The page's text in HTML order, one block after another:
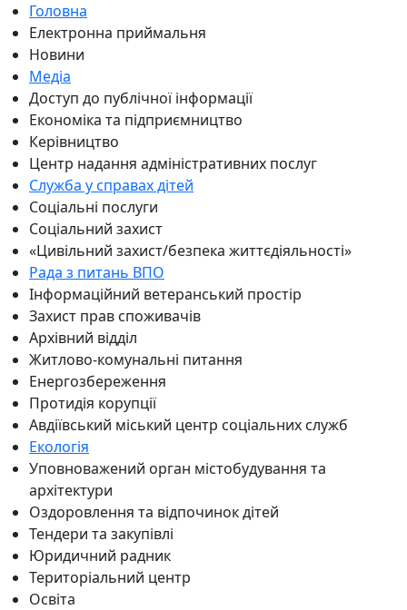
Головна
Електронна приймальня
Новини
Медіа
Доступ до публічної інформації
Економіка та підприємництво
Керівництво
Центр надання адміністративних послуг
Служба у справах дітей
Соціальні послуги
Соціальний захист
«Цивільний захист/безпека життєдіяльності»
Рада з питань ВПО
Інформаційний ветеранський простір
Захист прав споживачів
Архівний відділ
Житлово-комунальні питання
Енергозбереження
Протидія корупції
Авдіївський міський центр соціальних служб
Екологія
Уповноважений орган містобудування та
архітектури
Оздоровлення та відпочинок дітей
Тендери та закупівлі
Юридичний радник
Територіальний центр
Освіта